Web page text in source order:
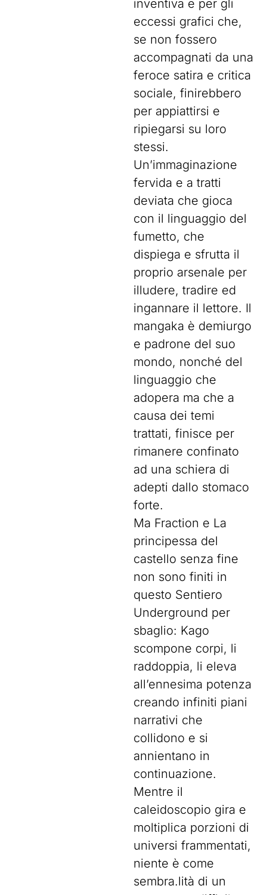
inventiva e per gli
eccessi grafici che,
se non fossero
accompagnati da una
feroce satira e critica
sociale, finirebbero
per appiattirsi e
ripiegarsi su loro
stessi.
Un’immaginazione
fervida e a tratti
deviata che gioca
con il linguaggio del
fumetto, che
dispiega e sfrutta il
proprio arsenale per
illudere, tradire ed
ingannare il lettore. Il
mangaka è demiurgo
e padrone del suo
mondo, nonché del
linguaggio che
adopera ma che a
causa dei temi
trattati, finisce per
rimanere confinato
ad una schiera di
adepti dallo stomaco
forte.
Ma Fraction e La
principessa del
castello senza fine
non sono finiti in
questo Sentiero
Underground per
sbaglio: Kago
scompone corpi, li
raddoppia, li eleva
all’ennesima potenza
creando infiniti piani
narrativi che
collidono e si
annientano in
continuazione.
Mentre il
caleidoscopio gira e
moltiplica porzioni di
universi frammentati,
niente è come
sembra.lità di un